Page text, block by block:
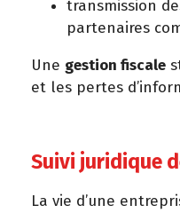
transmission
partenaires
Une gestion fiscale
et les pertes
Suivi juridique
La vie d’une